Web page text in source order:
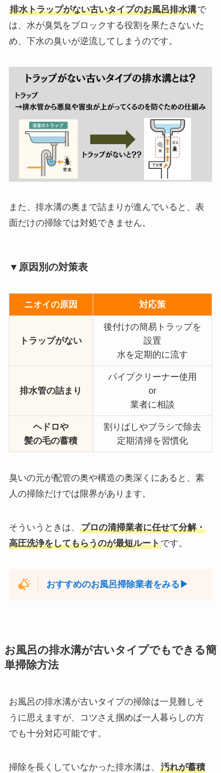
排水トラップがない古いタイプのお風呂排水溝で
は、水が臭気をブロックする役割を果たさないた
め、下水の臭いが逆流してしまうのです。
また、排水溝の奥まで詰まりが進んでいると、表
面だけの掃除では対処できません。
▼原因別の対策表
ニオイの原因 対応策
トラップがない
後付けの簡易トラップを
設置
水を定期的に流す
排水管の詰まり
パイプクリーナー使用
or
業者に相談
ヘドロや
髪の毛の蓄積
割りばしやブラシで除去
定期清掃を習慣化
臭いの元が配管の奥や構造の奥深くにあると、素
人の掃除だけでは限界があります。
そういうときは、 プロの清掃業者に任せて分解・
高圧洗浄をしてもらうのが最短ルートです。
おすすめのお風呂掃除業者をみる▶︎
お風呂の排水溝が古いタイプでもできる簡
単掃除方法
お風呂の排水溝が古いタイプの掃除は一見難しそ
うに思えますが、コツさえ掴めば一人暮らしの方
でも十分対応可能です。
掃除を長くしていなかった排水溝は、 汚れが蓄積